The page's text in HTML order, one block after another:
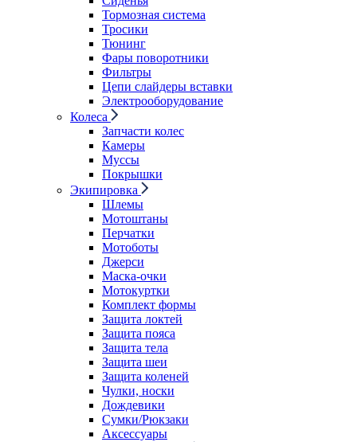
Тормозная система
Тросики
Тюнинг
Фары поворотники
Фильтры
Цепи слайдеры вставки
Электрооборудование
Колеса
Запчасти колес
Камеры
Муссы
Покрышки
Экипировка
Шлемы
Мотоштаны
Перчатки
Мотоботы
Джерси
Маска-очки
Мотокуртки
Комплект формы
Защита локтей
Защита пояса
Защита тела
Защита шеи
Защита коленей
Чулки, носки
Дождевики
Сумки/Рюкзаки
Аксессуары